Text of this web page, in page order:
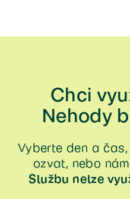
Chci
Nehody
Vyberte den a
ozvat, nebo
Službu nelze